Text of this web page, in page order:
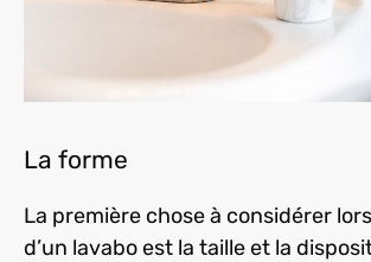
La forme
La première chose à considérer
d’un lavabo est la taille et la